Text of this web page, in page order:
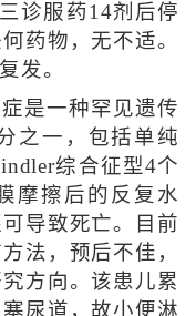
诊服药14剂后停
药物，无不适。
发。
是一种罕见遗传
之一，包括单纯
综合征型4个
摩擦后的反复水
导致死亡。目前
法，预后不佳，
方向。该患儿累
尿道，故小便淋